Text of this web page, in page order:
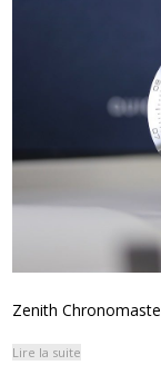
Zenith
Lire la suite